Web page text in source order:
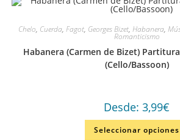
Chelo, Cuerda, Fagot, Georges Bizet, Habanera,
Romanticismo
Habanera (Carmen de Bizet)
(Cello/Bassoon)
Desde: 3,99€
Seleccionar opciones